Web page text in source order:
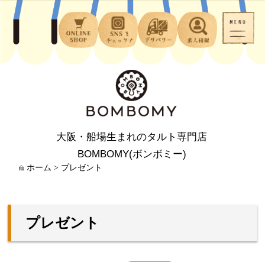
大阪・船場生まれのタルト専門店
BOMBOMY(ボンボミー)
ホーム > プレゼント
プレゼント